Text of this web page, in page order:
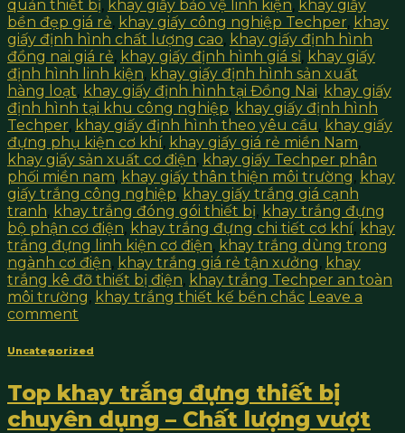
quản thiết bị, khay giấy bảo vệ linh kiện, khay giấy
bền đẹp giá rẻ, khay giấy công nghiệp Techper, khay
giấy định hình chất lượng cao, khay giấy định hình
đồng nai giá rẻ, khay giấy định hình giá sỉ, khay giấy
định hình linh kiện, khay giấy định hình sản xuất
hàng loạt, khay giấy định hình tại Đồng Nai, khay giấy
định hình tại khu công nghiệp, khay giấy định hình
Techper, khay giấy định hình theo yêu cầu, khay giấy
đựng phụ kiện cơ khí, khay giấy giá rẻ miền Nam,
khay giấy sản xuất cơ điện, khay giấy Techper phân
phối miền nam, khay giấy thân thiện môi trường, khay
giấy trắng công nghiệp, khay giấy trắng giá cạnh
tranh, khay trắng đóng gói thiết bị, khay trắng đựng
bộ phận cơ điện, khay trắng đựng chi tiết cơ khí, khay
trắng đựng linh kiện cơ điện, khay trắng dùng trong
ngành cơ điện, khay trắng giá rẻ tận xưởng, khay
trắng kê đỡ thiết bị điện, khay trắng Techper an toàn
môi trường, khay trắng thiết kế bền chắc Leave a
comment
Uncategorized
Top khay trắng đựng thiết bị
chuyên dụng – Chất lượng vượt